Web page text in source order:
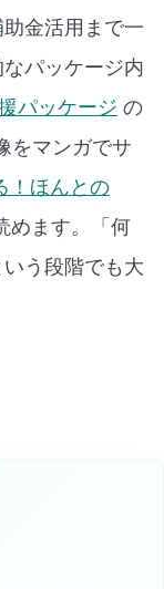
金活用まで一
パッケージ内
パッケージ の
をマンガでサ
！ほんとの
ます。
「何
う段階でも大